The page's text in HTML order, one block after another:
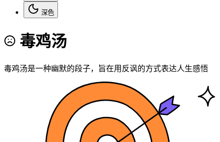
深色
毒鸡汤
毒鸡汤是一种幽默的段子，旨在用反讽的方式表达人生感悟